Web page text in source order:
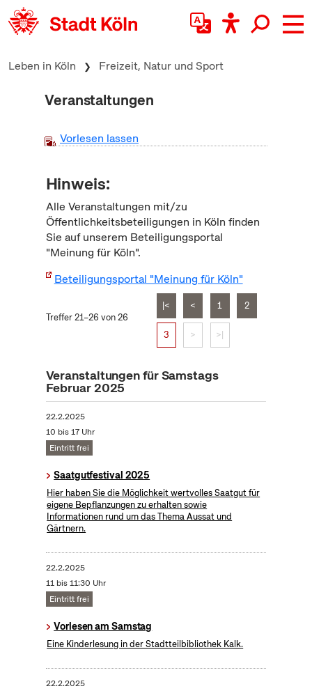
zum Inhalt springen
Leben in Köln Freizeit, Natur und Sport
Veranstaltungen
Vorlesen lassen
Hinweis:
Alle Veranstaltungen mit/zu
Öffentlichkeitsbeteiligungen in Köln finden
Sie auf unserem Beteiligungsportal
"Meinung für Köln".
Beteiligungsportal "Meinung für Köln"
Treffer 21–26 von 26
|< < 1 2
3 > >|
Veranstaltungen für Samstags
Februar 2025
22.2.2025
10 bis 17 Uhr
Eintritt frei
Saatgutfestival 2025
Hier haben Sie die Möglichkeit wertvolles Saatgut für
eigene Bepflanzungen zu erhalten sowie
Informationen rund um das Thema Aussat und
Gärtnern.
22.2.2025
11 bis 11:30 Uhr
Eintritt frei
Vorlesen am Samstag
Eine Kinderlesung in der Stadtteilbibliothek Kalk.
22.2.2025